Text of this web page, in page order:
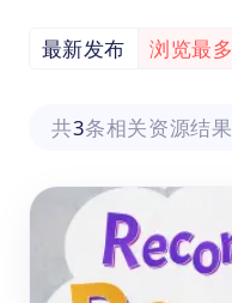
最新发布 浏览最多
共3条相关资源结果